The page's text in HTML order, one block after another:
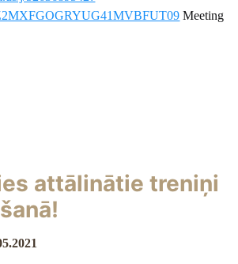
Meeting
attālinātie treniņi